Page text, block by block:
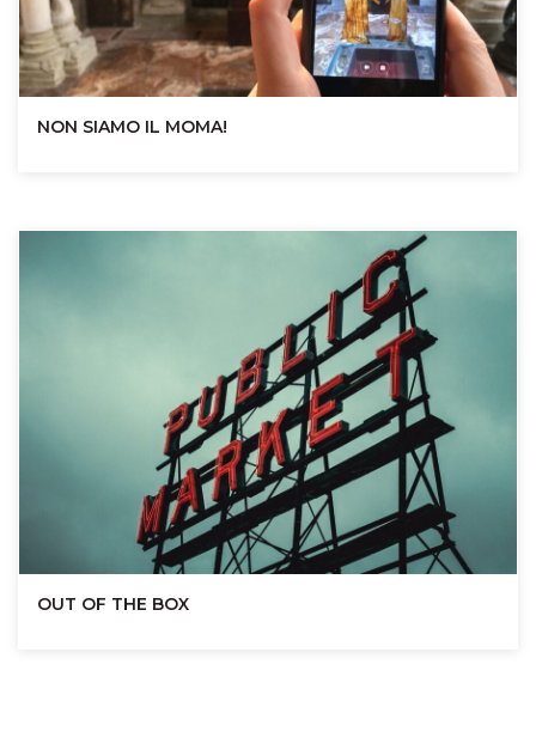
NON SIAMO IL MOMA!
OUT OF THE BOX